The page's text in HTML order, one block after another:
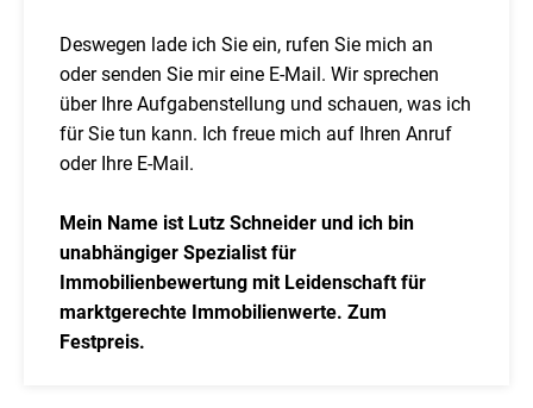
Deswegen lade ich Sie ein, rufen Sie mich an
oder senden Sie mir eine E-Mail. Wir sprechen
über Ihre Aufgabenstellung und schauen, was ich
für Sie tun kann. Ich freue mich auf Ihren Anruf
oder Ihre E-Mail.
Mein Name ist Lutz Schneider und ich bin
unabhängiger Spezialist für
Immobilienbewertung mit Leidenschaft für
marktgerechte Immobilienwerte. Zum
Festpreis.